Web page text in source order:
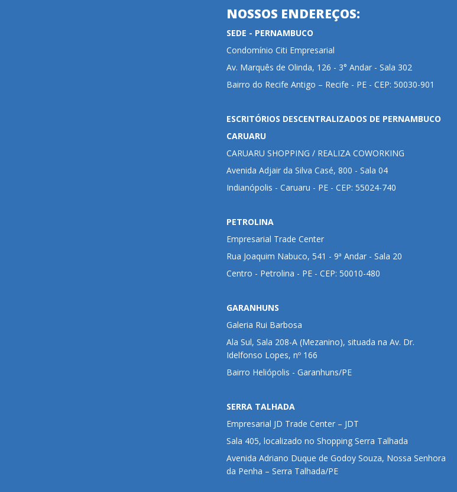
NOSSOS ENDEREÇOS:
SEDE - PERNAMBUCO
Condomínio Citi Empresarial
Av. Marquês de Olinda, 126 - 3° Andar - Sala 302
Bairro do Recife Antigo – Recife - PE - CEP: 50030-901
ESCRITÓRIOS DESCENTRALIZADOS DE PERNAMBUCO
CARUARU
CARUARU SHOPPING / REALIZA COWORKING
Avenida Adjair da Silva Casé, 800 - Sala 04
Indianópolis - Caruaru - PE - CEP: 55024-740
PETROLINA
Empresarial Trade Center
Rua Joaquim Nabuco, 541 - 9ª Andar - Sala 20
Centro - Petrolina - PE - CEP: 50010-480
GARANHUNS
Galeria Rui Barbosa
Ala Sul, Sala 208-A (Mezanino), situada na Av. Dr.
Idelfonso Lopes, nº 166
Bairro Heliópolis - Garanhuns/PE
SERRA TALHADA
Empresarial JD Trade Center – JDT
Sala 405, localizado no Shopping Serra Talhada
Avenida Adriano Duque de Godoy Souza, Nossa Senhora
da Penha – Serra Talhada/PE